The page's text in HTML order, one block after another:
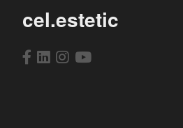
cel.estetic